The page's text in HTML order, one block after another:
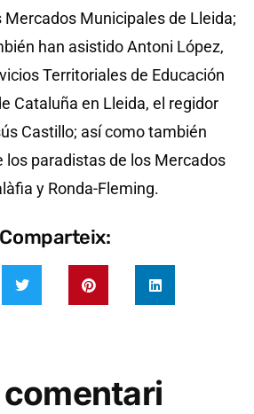
Mercados Municipales de Lleida;
han asistido Antoni López,
Territoriales de Educación
Cataluña en Lleida, el regidor
Castillo; así como también
los paradistas de los Mercados
y Ronda-Fleming.
Comparteix:
comentari